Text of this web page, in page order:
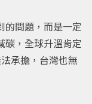
的問題，而是一定
碳，全球升溫肯定
承擔，台灣也無